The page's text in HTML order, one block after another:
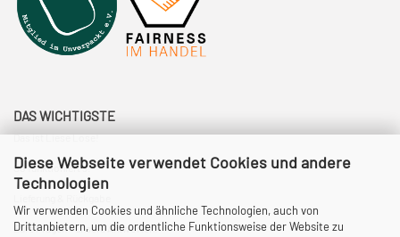
Diese Webseite verwendet Cookies und andere
Technologien
Wir verwenden Cookies und ähnliche Technologien, auch von
Drittanbietern, um die ordentliche Funktionsweise der Website zu
DAS WICHTIGSTE
Das ist Liese Lose!
So funktioniert's!
Eure Fragen - unsere Antworten.